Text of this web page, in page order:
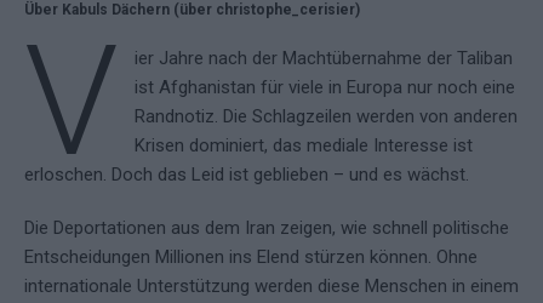
Über Kabuls Dächern (über christophe_cerisier)
V
ier Jahre nach der Machtübernahme der Taliban
ist Afghanistan für viele in Europa nur noch eine
Randnotiz. Die Schlagzeilen werden von anderen
Krisen dominiert, das mediale Interesse ist
erloschen. Doch das Leid ist geblieben – und es wächst.
Die Deportationen aus dem Iran zeigen, wie schnell politische
Entscheidungen Millionen ins Elend stürzen können. Ohne
internationale Unterstützung werden diese Menschen in einem